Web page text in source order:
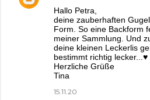
Hallo Petra,
deine zauberhaften
Form. So eine Backform
meiner Sammlung. Und
deine kleinen Leckerlis
bestimmt richtig lecker...♥
Herzliche Grüße
Tina
15.11.20